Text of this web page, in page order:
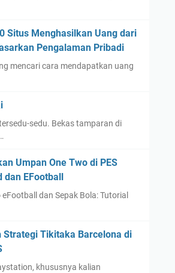
Situs Menghasilkan Uang dari
Pengalaman Pribadi
mencari cara mendapatkan uang
sedu. Bekas tamparan di
Umpan One Two di PES
EFootball
eFootball dan Sepak Bola: Tutorial
Strategi Tikitaka Barcelona di
khususnya kalian